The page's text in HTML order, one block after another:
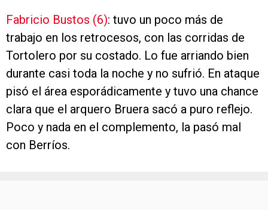
Fabricio Bustos (6): tuvo un poco más de
trabajo en los retrocesos, con las corridas de
Tortolero por su costado. Lo fue arriando bien
durante casi toda la noche y no sufrió. En ataque
pisó el área esporádicamente y tuvo una chance
clara que el arquero Bruera sacó a puro reflejo.
Poco y nada en el complemento, la pasó mal
con Berríos.